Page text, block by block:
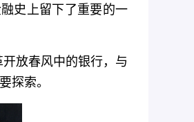
史上留下了重要的一
放春风中的银行，与
探索。